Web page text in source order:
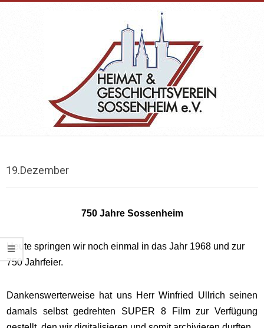
HEIMAT-
&
GESCHICHTSVEREIN
SOSSENHEIM
Menu
19.Dezember
750 Jahre Sossenheim
Heute springen wir noch einmal in das Jahr 1968 und zur
750 Jahrfeier.
Dankenswerterweise hat uns Herr Winfried Ullrich seinen
damals selbst gedrehten SUPER 8 Film zur Verfügung